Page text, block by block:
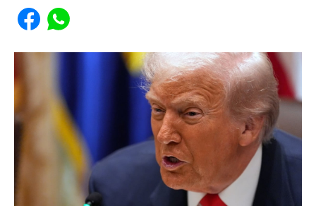
Share to Facebook
Share to WhatsApp